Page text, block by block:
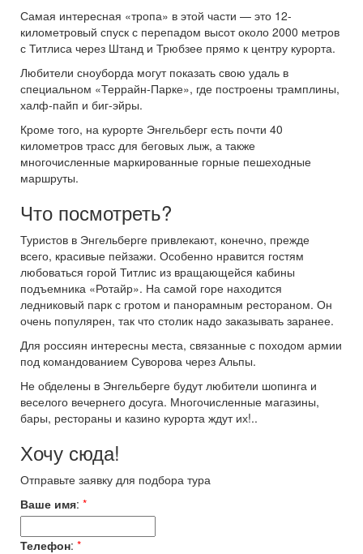
Самая интересная «тропа» в этой части — это 12-
километровый спуск с перепадом высот около 2000 метров
с Титлиса через Штанд и Трюбзее прямо к центру курорта.
Любители сноуборда могут показать свою удаль в
специальном «Террайн-Парке», где построены трамплины,
халф-пайп и биг-эйры.
Кроме того, на курорте Энгельберг есть почти 40
километров трасс для беговых лыж, а также
многочисленные маркированные горные пешеходные
маршруты.
Что посмотреть?
Туристов в Энгельберге привлекают, конечно, прежде
всего, красивые пейзажи. Особенно нравится гостям
любоваться горой Титлис из вращающейся кабины
подъемника «Ротайр». На самой горе находится
ледниковый парк с гротом и панорамным рестораном. Он
очень популярен, так что столик надо заказывать заранее.
Для россиян интересны места, связанные с походом армии
под командованием Суворова через Альпы.
Не обделены в Энгельберге будут любители шопинга и
веселого вечернего досуга. Многочисленные магазины,
бары, рестораны и казино курорта ждут их!..
Хочу сюда!
Отправьте заявку для подбора тура
Ваше имя: *
Телефон: *